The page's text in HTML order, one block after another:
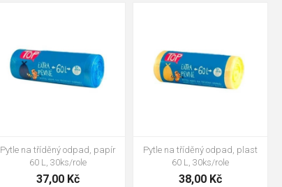
Pytle na tříděný odpad, papír
60 L, 30ks/role
37,00 Kč
Pytle na tříděný odpad, plast
60 L, 30ks/role
38,00 Kč